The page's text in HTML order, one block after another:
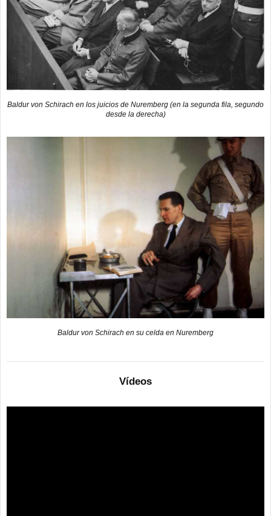
Baldur von Schirach en los juicios de Nuremberg (en la segunda fila, segundo
desde la derecha)
Baldur von Schirach en su celda en Nuremberg
Vídeos